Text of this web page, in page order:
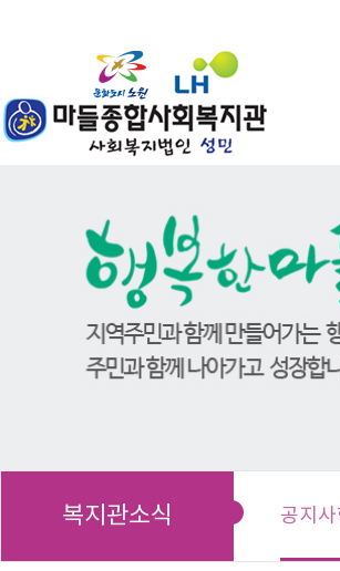
복지관소식 공지